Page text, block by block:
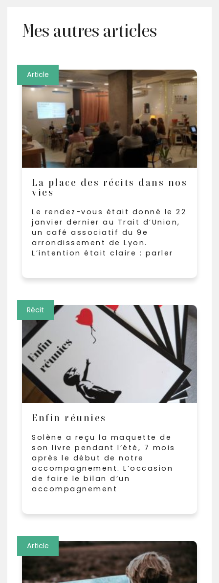
Mes autres articles
La place des récits dans nos
vies
Le rendez-vous était donné le 22
janvier dernier au Trait d’Union,
un café associatif du 9e
arrondissement de Lyon.
L’intention était claire : parler
Article
Enfin réunies
Solène a reçu la maquette de
son livre pendant l’été, 7 mois
après le début de notre
accompagnement. L’occasion
de faire le bilan d’un
accompagnement
Récit
Article